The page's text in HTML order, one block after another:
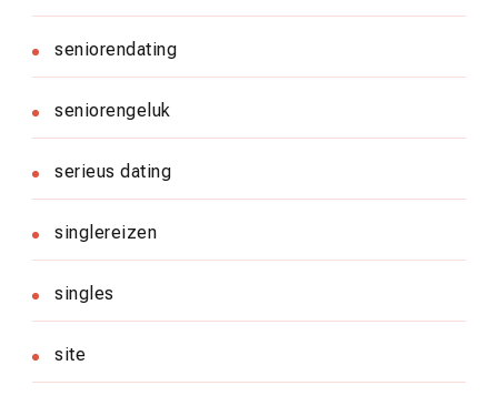
seniorendating
seniorengeluk
serieus dating
singlereizen
singles
site